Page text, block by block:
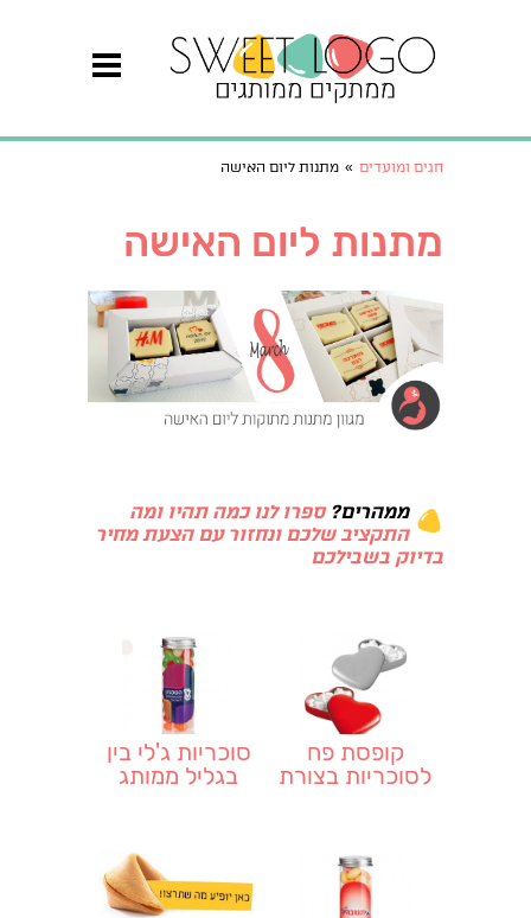
חגים ומועדים » מתנות ליום האישה
מתנות ליום האישה
ממהרים? ספרו לנו כמה תהיו ומה
התקציב שלכם ונחזור עם הצעת מחיר
בדיוק בשבילכם
קופסת פח
לסוכריות בצורת
סוכריות ג'לי בין
בגליל ממותג